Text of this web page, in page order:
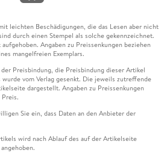
leichten Beschädigungen, die das Lesen aber nicht
durch einen Stempel als solche gekennzeichnet.
Angaben zu Preissenkungen beziehen
mangelfreien Exemplars.
Preisbindung, die Preisbindung dieser Artikel
vom Verlag gesenkt. Die jeweils zutreffende
dargestellt. Angaben zu Preissenkungen
Sie ein, dass Daten an den Anbieter der
wird nach Ablauf des auf der Artikelseite